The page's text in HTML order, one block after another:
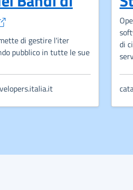
in un nuovo
di gestire l'iter
pubblico in tutte le sue
di